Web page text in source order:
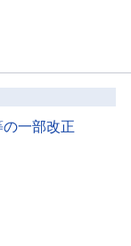
の一部改正